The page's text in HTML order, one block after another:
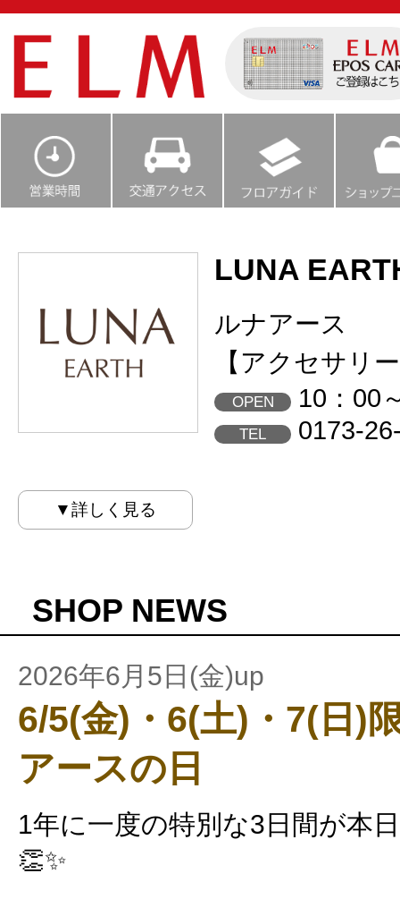
LUNA
ルナアース
【アクセサリ
OPEN 10：00
TEL 0173-
▼詳しく見る
SHOP NEWS
2026年6月5日(金)up
6/5(金)・6(土)・7(日)
アースの日
1年に一度の特別な3日間が本
👏✨